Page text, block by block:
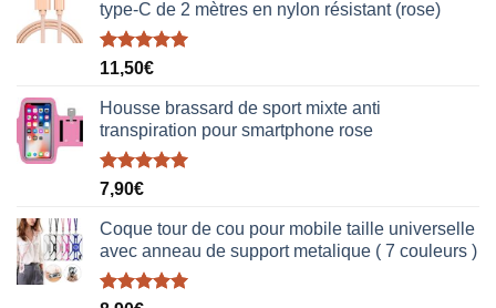
type-C de 2 mètres en nylon résistant (rose)
Note5.00
11,50€
Housse brassard de sport mixte anti
transpiration pour smartphone rose
Note5.00
7,90€
Coque tour de cou pour mobile taille universelle
avec anneau de support metalique ( 7 couleurs )